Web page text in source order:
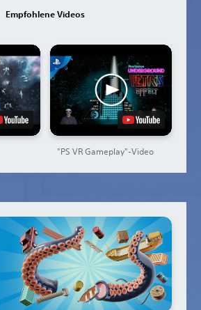
Empfohlene Videos
"PS VR Gameplay"-Video